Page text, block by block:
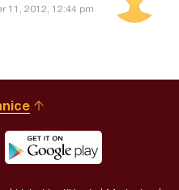
11, 2012, 12:44 pm